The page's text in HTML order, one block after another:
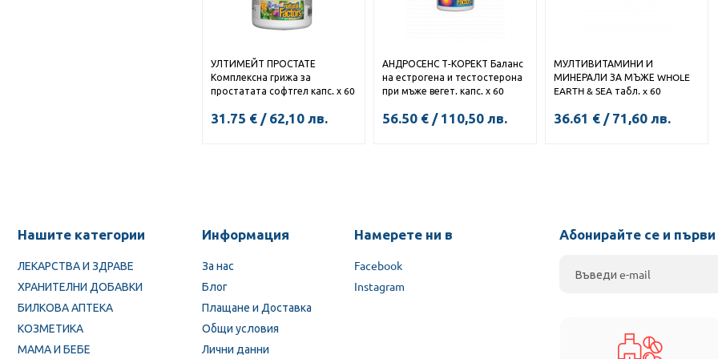
УЛТИМЕЙТ ПРОСТАТЕ
Комплексна грижа за
простатата софтгел капс. х 60
31.75 € / 62,10 лв.
АНДРОСЕНС Т-КОРЕКТ Баланс
на естрогена и тестостерона
при мъже вегет. капс. х 60
56.50 € / 110,50 лв.
МУЛТИВИТАМИНИ И
МИНЕРАЛИ ЗА МЪЖЕ WHOLE
EARTH & SEA табл. x 60
36.61 € / 71,60 лв.
Нашите категории
ЛЕКАРСТВА И ЗДРАВЕ
ХРАНИТЕЛНИ ДОБАВКИ
БИЛКОВА АПТЕКА
КОЗМЕТИКА
МАМА И БЕБЕ
Информация
За нас
Блог
Плащане и Доставка
Общи условия
Лични данни
Намерете ни в
Facebook
Instagram
Абонирайте се и